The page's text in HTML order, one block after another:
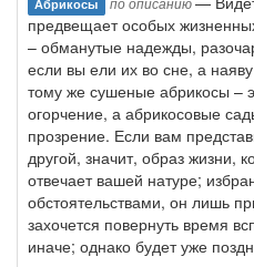
Абрикосы
предвещает особых
– обманутые надежды,
если вы ели их во сне, а
тому же сушеные абрикосы –
огорчение, а абрикосовые
прозрение. Если вам
другой, значит, образ жизни,
отвечает вашей натуре;
обстоятельствами, он лишь
захочется повернуть время
иначе; однако будет уже